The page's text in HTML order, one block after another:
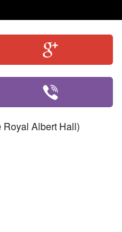
Royal Albert Hall)